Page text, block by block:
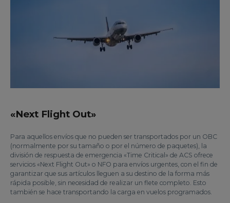
«Next Flight Out»
Para aquellos envíos que no pueden ser transportados por un OBC
(normalmente por su tamaño o por el número de paquetes), la
división de respuesta de emergencia «Time Critical» de ACS ofrece
servicios «Next Flight Out» o NFO para envíos urgentes, con el fin de
garantizar que sus artículos lleguen a su destino de la forma más
rápida posible, sin necesidad de realizar un flete completo. Esto
también se hace transportando la carga en vuelos programados.